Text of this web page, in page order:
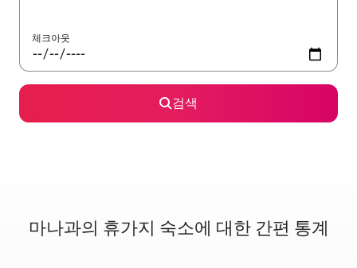
체크아웃
검색
마나과의 휴가지 숙소에 대한 간편 통계